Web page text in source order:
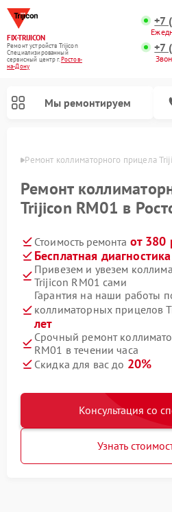
FIX-TRIJICON
Ремонт устройств Trijicon
Специализированный
cервисный центр г.Ростов-
на-Дону
+7
+7
Мы ремонтируем
Ремонт коллиматорного прицела
Ремонт
Trijicon RM01 в
Стоимость ремонта от 380
Бесплатная диагностика
Привезем и увезем
Trijicon RM01 сами
Гарантия на наши работы
коллиматорных прицелов
лет
Срочный ремонт
RM01 в течении часа
Скидка для вас до 20%
Консультация со
Узнать